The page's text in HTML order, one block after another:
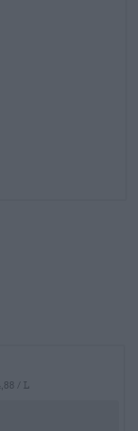
/ L